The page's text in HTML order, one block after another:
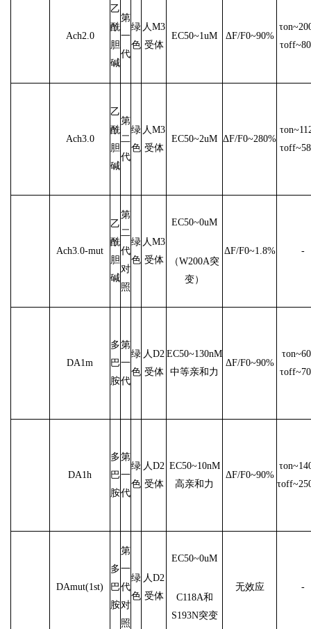
Ach2.0
乙
酰
胆
碱
第
一
代
绿
色
人M3
受体
EC50~1uM ΔF/F0~90%
Ach3.0
乙
酰
胆
碱
第
二
代
绿
色
人M3
受体
EC50~2uM ΔF/F0~280%
Ach3.0-mut
乙
酰
胆
碱
第
二
代
对
照
绿
色
人M3
受体
EC50~0uM
（W200A突
变）
ΔF/F0~1.8% -
DA1m
多
巴
胺
第
一
代
绿
色
人D2
受体
EC50~130nM
中等亲和力
ΔF/F0~90%
DA1h
多
巴
胺
第
一
代
绿
色
人D2
受体
EC50~10nM
高亲和力
ΔF/F0~90%
DAmut(1st)
多
巴
胺
第
一
代
对
照
绿
色
人D2
受体
EC50~0uM
C118A和
S193N突变
无效应 -